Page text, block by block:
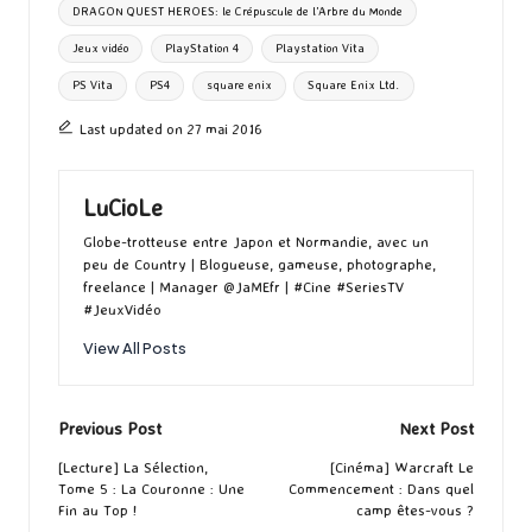
DRAGON QUEST HEROES: le Crépuscule de l’Arbre du Monde
Jeux vidéo PlayStation 4 Playstation Vita
PS Vita PS4 square enix Square Enix Ltd.
Last updated on 27 mai 2016
LuCioLe
Globe-trotteuse entre Japon et Normandie, avec un
peu de Country | Blogueuse, gameuse, photographe,
freelance | Manager @JaMEfr | #Cine #SeriesTV
#JeuxVidéo
View All Posts
Post
navigation
Previous Post
[Lecture] La Sélection,
Tome 5 : La Couronne : Une
Fin au Top !
Next Post
[Cinéma] Warcraft Le
Commencement : Dans quel
camp êtes-vous ?